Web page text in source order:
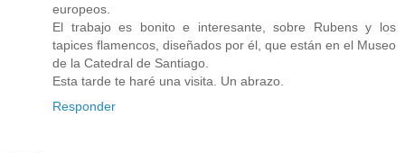
europeos.
El trabajo es bonito e interesante, sobre Rubens y los
tapices flamencos, diseñados por él, que están en el Museo
de la Catedral de Santiago.
Esta tarde te haré una visita. Un abrazo.
Responder